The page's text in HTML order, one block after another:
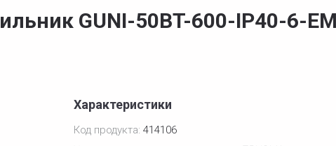
GUNI-50BT-600-IP40-6-EM
Характеристики
Код продукта:414106